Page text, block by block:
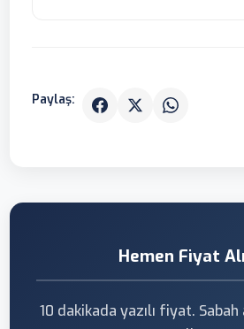
Paylaş:
Hemen Fiyat
10 dakikada yazılı fiyat. Sabah